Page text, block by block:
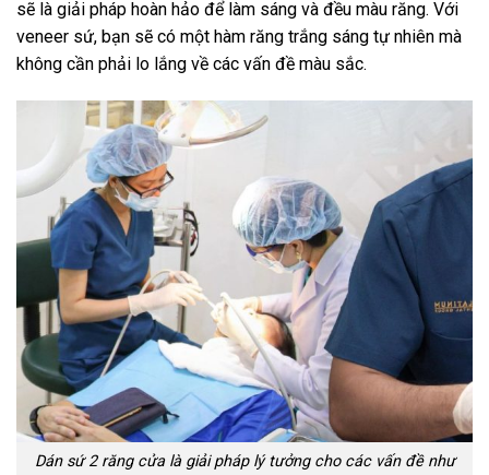
sẽ là giải pháp hoàn hảo để làm sáng và đều màu răng. Với
veneer sứ, bạn sẽ có một hàm răng trắng sáng tự nhiên mà
không cần phải lo lắng về các vấn đề màu sắc.
Dán sứ 2 răng cửa là giải pháp lý tưởng cho các vấn đề như